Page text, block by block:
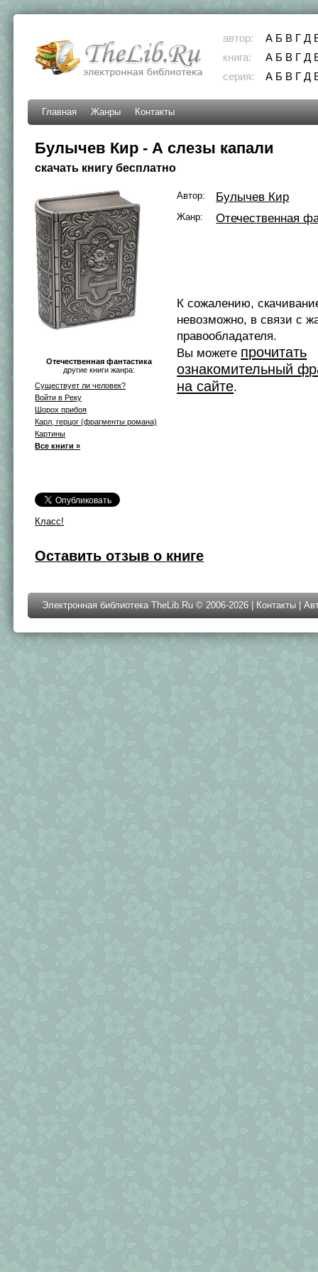
автор: А Б В Г Д
книга:
А Б В Г Д
серия:
А Б В Г Д
Главная Жанры Контакты
Булычев Кир - А слезы капали
скачать книгу бесплатно
Отечественная фантастика
другие книги жанра:
Существует ли человек?
Войти в Реку
Шорох прибоя
Карл, герцог (фрагменты романа)
Картины
Все книги »
Класс!
Автор: Булычев Кир
Жанр: Отечественная
К сожалению,
невозможно, в связи с
правообладателя.
Вы можете прочитать
ознакомительный
на сайте.
Оставить отзыв о книге
Электронная библиотека TheLib.Ru © 2006-2026 | Контакты |